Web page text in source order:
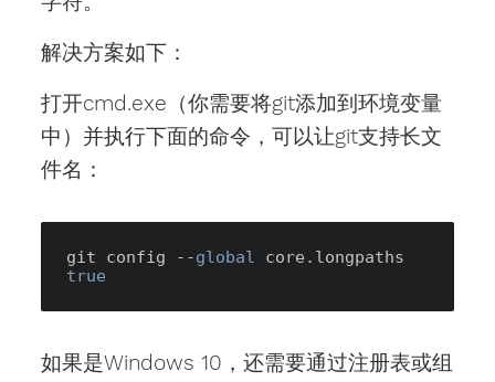
解决方案如下：
打开cmd.exe（你需要将git添加到环境变量
中）并执行下面的命令，可以让git支持长文
件名：
git config --global
true
如果是Windows 10，还需要通过注册表或组